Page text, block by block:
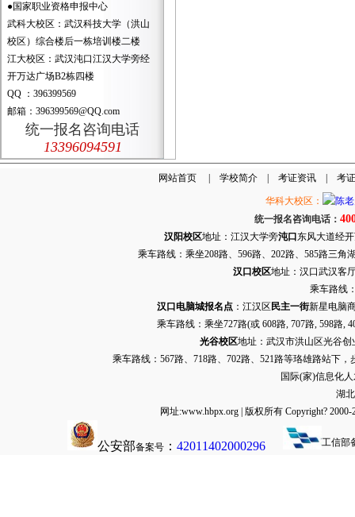
●国家职业资格申报中心
武科大校区：武汉科技大学（洪山
校区）综合楼后一栋培训楼二楼
江大校区：武汉沌口江汉大学旁经
开万达广场B2栋四楼
QQ ：396399569
邮箱：396399569@QQ.com
统一报名咨询电话
13396094591
网站首页| 学校简介| 考证资讯| 考
华科大校区：
统一报名咨询电话：
汉阳校区地址：江汉大学旁沌口 东风大道经
乘车路线：乘坐208路、596路、202路、585路三
汉口校区地址：汉口武汉客
乘车路线
汉口电脑城报名点：江汉区 民主一街新星电脑
乘车路线：乘坐727路(或 608路, 707路, 598路,
光谷校区地址：武汉市洪山区光谷创
乘车路线：567路、718路、702路、521路等珞雄路站下
国际(家)信息化
湖
网址:www.hbpx.org | 版权所有 Copyright?
公安部备案号 ： 42011402000296 工信部